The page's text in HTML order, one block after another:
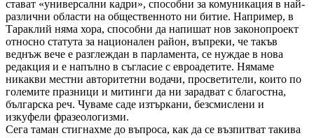
стават «универсални кадри», способни за комуникация в най-
различни области на общественното ни битие. Например, в
Тараклий няма хора, способни да напишат нов законопроект
относно статута за национален район, въпреки, че такъв
веднъж вече е разглеждан в парламента, се нуждае в нова
редакция и е напълно в съгласие с евроадетите. Нямаме
никакви местни авторитетни водачи, просветители, които по
големите празници и митинги да ни зарадват с благостна,
българска реч. Чуваме саде изтъркани, безсмислени и
изкуфели фразеологизми.
Сега таман стигнахме до въпроса, как да се възпитват такива